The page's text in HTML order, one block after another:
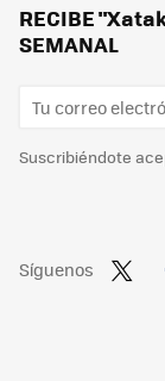
RECIBE
SEMANAL
Suscribiéndote
Síguenos